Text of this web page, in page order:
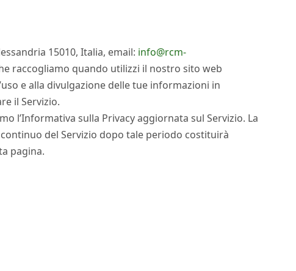
15010, Italia, email: info@rcm-
raccogliamo quando utilizzi il nostro sito web
e alla divulgazione delle tue informazioni in
il Servizio.
l’Informativa sulla Privacy aggiornata sul Servizio. La
del Servizio dopo tale periodo costituirà
pagina.